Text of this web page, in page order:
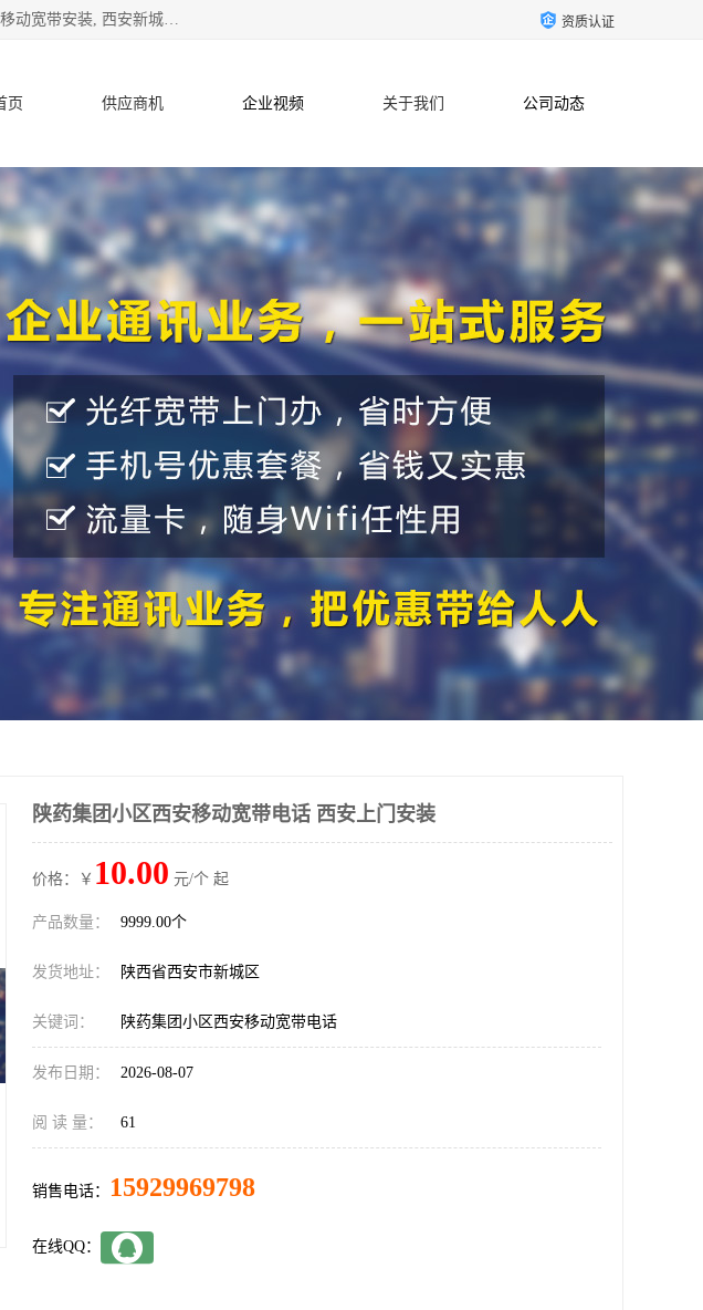
公司主要经营西安电信宽带安装,西安光纤专线安装,西安宽带安装,西安宽带办理,西安联通宽带安装,西安移动宽带安装, 西安新城赛派通讯商行从事西安地区的联通，移动，电信宽带安装，光纤专线安装，宽带办理等业务 资质认证
页 供应商机 企业视频 关于我们 公司动态
识 客户案例 联系方式
陕药集团小区西安移动宽带电话 西安上门安装
价格：￥ 10.00 元/个 起
产品数量： 9999.00个
发货地址： 陕西省西安市新城区
关键词： 陕药集团小区西安移动宽带电话
发布日期： 2026-08-07
阅 读 量： 61
销售电话： 15929969798
在线QQ：